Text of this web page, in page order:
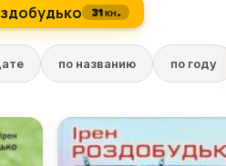
31 кн.
по названию по году